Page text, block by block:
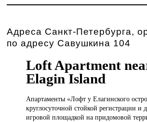
Адреса Санкт-Петербурга,
по адресу Савушкина 104
Loft Apartment
Elagin Island
Апартаменты «Лофту Елагинского
круглосуточной стойкой регистрации и
игровой площадкой на придомовой